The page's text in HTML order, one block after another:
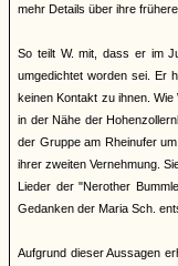
mehr Details über ihre
So teilt W. mit, dass er im
umgedichtet worden sei. Er
keinen Kontakt zu ihnen.
in der Nähe der
der Gruppe am Rheinufer
ihrer zweiten Vernehmung.
Lieder der "Nerother
Gedanken der Maria Sch.
Aufgrund dieser Aussagen